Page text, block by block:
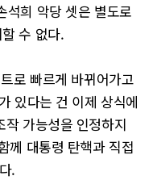
석희 악당 셋은 별도로
수 없다.
로 빠르게 바뀌어가고
있다는 건 이제 상식에
가능성을 인정하지
께 대통령 탄핵과 직접
.